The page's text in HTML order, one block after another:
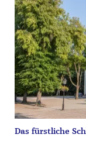
Das fürstliche